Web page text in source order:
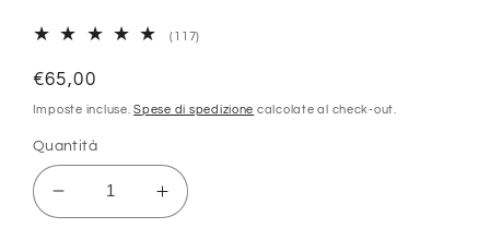
(117)
Prezzo
di
€65,00
Imposte incluse.Spese di spedizione calcolate al check-out.
Quantità
Diminuisci
Aumenta